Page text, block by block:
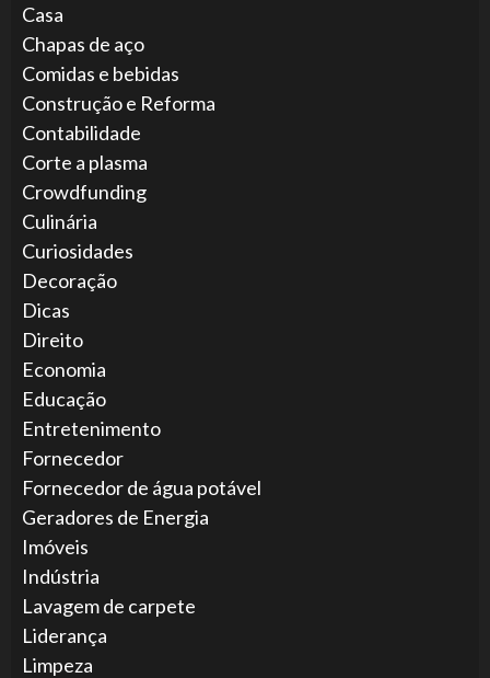
Casa
Chapas de aço
Comidas e bebidas
Construção e Reforma
Contabilidade
Corte a plasma
Crowdfunding
Culinária
Curiosidades
Decoração
Dicas
Direito
Economia
Educação
Entretenimento
Fornecedor
Fornecedor de água potável
Geradores de Energia
Imóveis
Indústria
Lavagem de carpete
Liderança
Limpeza